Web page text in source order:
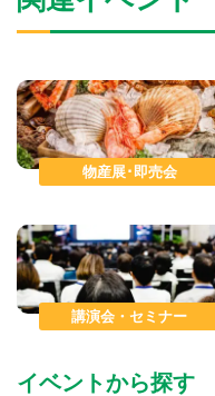
イベントから探す
物産展･即売会
講演会・セミナー